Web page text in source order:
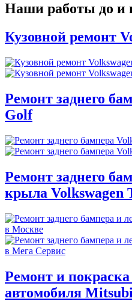
Наши работы до и
Кузовной ремонт
Ремонт заднего
Golf
Ремонт заднего
крыла Volkswagen
Ремонт и
автомобиля